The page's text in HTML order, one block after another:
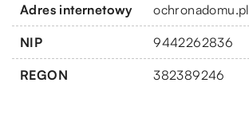
Adres internetowy ochronadomu.pl
NIP 9442262836
REGON 382389246